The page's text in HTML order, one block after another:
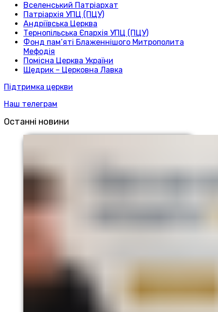
Вселенський Патріархат
Патріархія УПЦ (ПЦУ)
Андріївська Церква
Тернопільська Єпархія УПЦ (ПЦУ)
Фонд пам’яті Блаженнішого Митрополита
Мефодія
Помісна Церква України
Щедрик – Церковна Лавка
Підтримка церкви
Наш телеграм
Останні новини